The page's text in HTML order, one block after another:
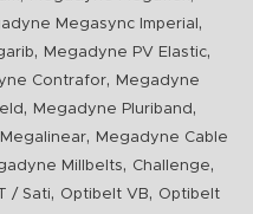
Megasync Imperial ,
, Megadyne PV Elastic,
Contrafor,
Megadyne
, Megadyne Pluriband ,
,
Megadyne Cable
Millbelts, Challenge,
/ Sati, Optibelt VB, Optibelt